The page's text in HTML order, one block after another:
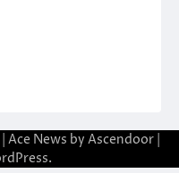
Ace News by Ascendoor|
.